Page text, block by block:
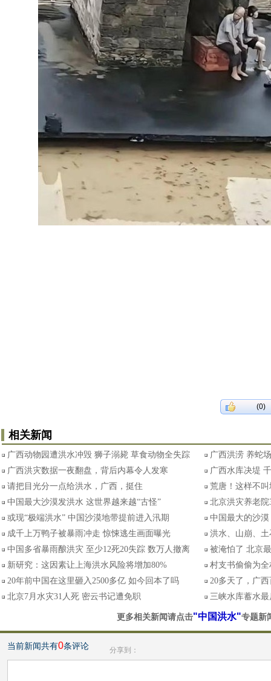
(0)
相关新闻
广西动物园遭洪水冲毁 狮子溺毙 草食动物全失踪
广西洪涝 养蛇
广西洪灾数据一夜翻盘，背后内幕令人发寒
广西水库决堤
请把目光分一点给洪水，广西，挺住
荒唐！这样不
中国最大沙漠发洪水 这世界越来越“古怪”
北京洪灾养老院
或现“极端洪水” 中国沙漠地带提前进入汛期
中国最大的沙
成千上万鸭子被暴雨冲走 惊悚逃生画面曝光
洪水、山崩、
中国多省暴雨酿洪灾 至少12死20失踪 数万人撤离
被淹怕了 北京
新研究：这因素让上海洪水风险将增加80%
村支书偷偷为
20年前中国在这里砸入2500多亿 如今回本了吗
20多天了，广
北京7月水灾31人死 密云书记遭免职
三峡水库蓄水
更多相关新闻请点击"中国洪水"专题新
当前新闻共有0条评论 分享到：